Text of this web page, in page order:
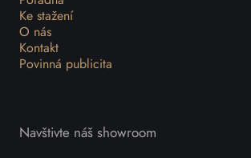
Ke stažení
O nás
Kontakt
Povinná publicita
Navštivte náš showroom